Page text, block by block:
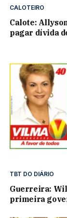
CALOTEIRO
Calote:
pagar dívida
TBT DO DIÁRIO
Guerreira:
primeira